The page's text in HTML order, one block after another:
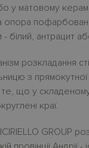
у матовому
опора пофарбована
- білий, антрацит
розкладання
з
що у складеному
краї.
GROUP